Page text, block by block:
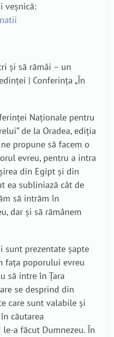
veșnică:
și să rămâi – un
| Conferința „În
Naționale pentru
de la Oradea, ediția
propune să facem o
evreu, pentru a intra
din Egipt și din
ea subliniază cât de
să intrăm în
dar și să rămânem
sunt prezentate șapte
fața poporului evreu
să intre în Țara
se desprind din
care sunt valabile și
căutarea
a făcut Dumnezeu. În